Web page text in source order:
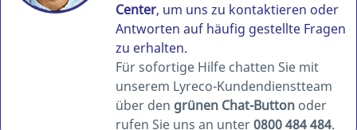
Center, um uns zu kontaktieren oder
Antworten auf häufig gestellte Fragen
zu erhalten.
Für sofortige Hilfe chatten Sie mit
unserem Lyreco-Kundendienstteam
über den grünen Chat-Button oder
rufen Sie uns an unter0800 484 484.